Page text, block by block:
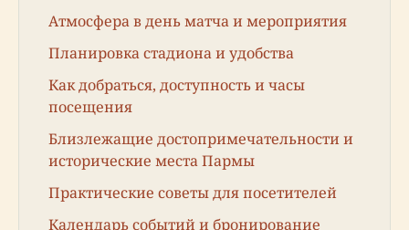
Атмосфера в день матча и мероприятия
Планировка стадиона и удобства
Как добраться, доступность и часы
посещения
Близлежащие достопримечательности и
исторические места Пармы
Практические советы для посетителей
Календарь событий и бронирование